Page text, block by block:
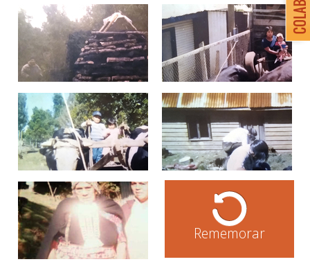
Rememorar